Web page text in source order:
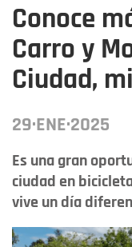
Conoce
Carro y
Ciudad,
29·ENE·2025
Es una gran
ciudad en
vive un día